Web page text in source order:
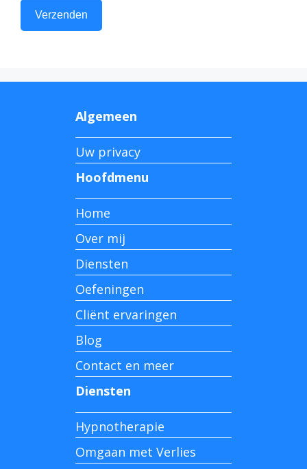
Algemeen
Uw privacy
Hoofdmenu
Home
Over mij
Diensten
Oefeningen
Cliënt ervaringen
Blog
Contact en meer
Diensten
Hypnotherapie
Omgaan met Verlies